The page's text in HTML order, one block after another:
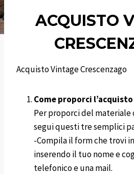
ACQUISTO
Acquisto Vintage Crescenzago
Come proporci
Per proporci del
segui questi tre semplici
-Compila il form che trovi
inserendo il tuo nome e
telefonico e una mail.